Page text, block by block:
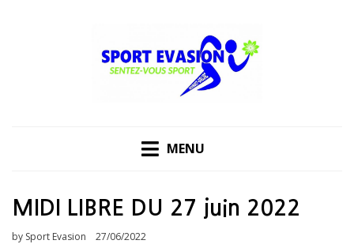
MENU
MIDI LIBRE DU 27 juin 2022
by Sport Evasion
Posted
27/06/2022